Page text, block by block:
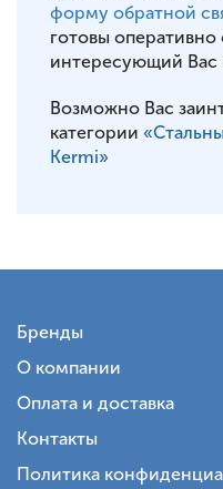
форму обратной
готовы
интересующий Вас
Возможно Вас
категории
Kermi»
Бренды
О компании
Оплата и доставка
Контакты
Политика